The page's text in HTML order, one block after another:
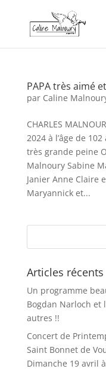
PAPA très aimé
par Caline
CHARLES
2024 à l’âge de
très grande peine
Malnoury Sabine
Janier Anne Claire
Maryannick et...
Articles récents
Un programme
Bogdan Narloch et
autres !!
Concert de
Saint Bonnet de
Dimanche 19 avril